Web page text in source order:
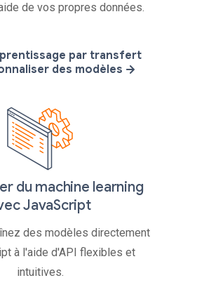
de vos propres données.
par transfert
des modèles
du machine learning
JavaScript
des modèles directement
à l'aide d'API flexibles et
intuitives.